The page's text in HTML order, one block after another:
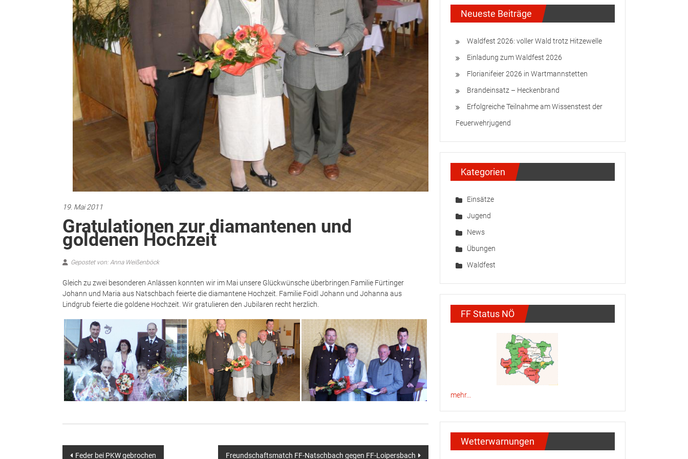
19. Mai 2011
Gratulationen zur diamantenen und
goldenen Hochzeit
Gepostet von: Anna Weißenböck
Gleich zu zwei besonderen Anlässen konnten wir im Mai unsere Glückwünsche überbringen. Familie Fürtinger
Johann und Maria aus Natschbach feierte die diamantene Hochzeit. Familie Foidl Johann und Johanna aus
Lindgrub feierte die goldene Hochzeit. Wir gratulieren den Jubilaren recht herzlich.
Beitragsnavigation
Feder bei PKW gebrochen Freundschaftsmatch FF-Natschbach gegen FF-Loipersbach
Neueste Beiträge
Waldfest 2026: voller Wald trotz Hitzewelle
Einladung zum Waldfest 2026
Florianifeier 2026 in Wartmannstetten
Brandeinsatz – Heckenbrand
Erfolgreiche Teilnahme am Wissenstest der
Feuerwehrjugend
Kategorien
Einsätze
Jugend
News
Übungen
Waldfest
FF Status NÖ
mehr...
Wetterwarnungen